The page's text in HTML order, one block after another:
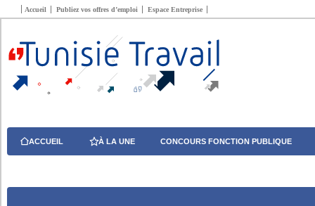
Accueil Publiez vos offres d’emploi Espace Entreprise
ACCUEIL À LA UNE CONCOURS FONCTION PUBLIQUE